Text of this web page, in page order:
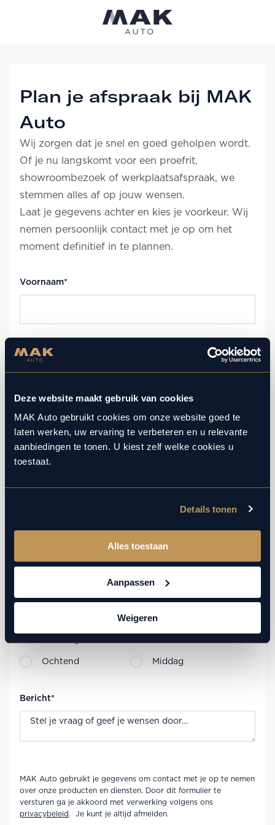
Deze website maakt gebruik van cookies
MAK Auto gebruikt cookies om onze website goed te
laten werken, uw ervaring te verbeteren en u relevante
aanbiedingen te tonen. U kiest zelf welke cookies u
toestaat.
Details tonen
Alles toestaan
Aanpassen
Weigeren
Plan je afspraak bij MAK
Auto
Wij zorgen dat je snel en goed geholpen wordt.
Of je nu langskomt voor een proefrit,
showroombezoek of werkplaatsafspraak, we
stemmen alles af op jouw wensen.
Laat je gegevens achter en kies je voorkeur. Wij
nemen persoonlijk contact met je op om het
moment definitief in te plannen.
Voornaam*
Telefoonnummer
Ochtend Middag
Bericht*
MAK Auto gebruikt je gegevens om contact met je op te nemen
over onze producten en diensten. Door dit formulier te
versturen ga je akkoord met verwerking volgens ons
privacybeleid . Je kunt je altijd afmelden.